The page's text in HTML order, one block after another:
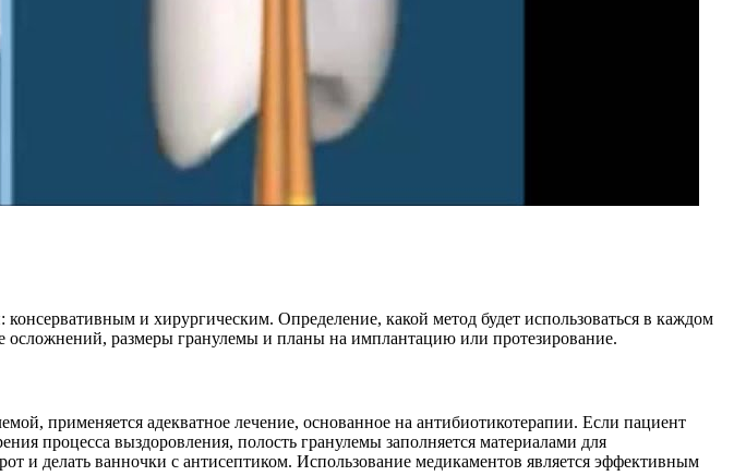
и хирургическим. Определение, какой метод будет использоваться в каждом
осложнений, размеры гранулемы и планы на имплантацию или протезирование.
применяется адекватное лечение, основанное на антибиотикотерапии. Если пациент
процесса выздоровления, полость гранулемы заполняется материалами для
и делать ванночки с антисептиком. Использование медикаментов является эффективным